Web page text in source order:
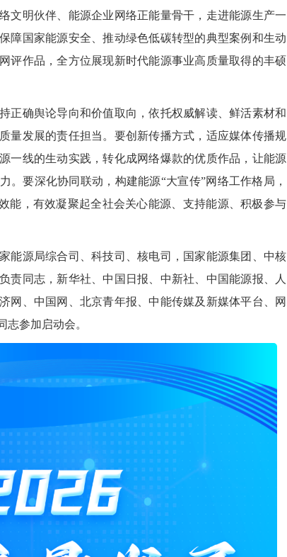
文明伙伴、能源企业网络正能量骨干，走进能源生产一
障国家能源安全、推动绿色低碳转型的典型案例和生动
评作品，全方位展现新时代能源事业高质量取得的丰硕
确舆论导向和价值取向，依托权威解读、鲜活素材和
量发展的责任担当。要创新传播方式，适应媒体传播规
一线的生动实践，转化成网络爆款的优质作品，让能源
。要深化协同联动，构建能源“大宣传”网络工作格局，
能，有效凝聚起全社会关心能源、支持能源、积极参与
源局综合司、科技司、核电司，国家能源集团、中核
责同志，新华社、中国日报、中新社、中国能源报、人
网、中国网、北京青年报、中能传媒及新媒体平台、网
参加启动会。